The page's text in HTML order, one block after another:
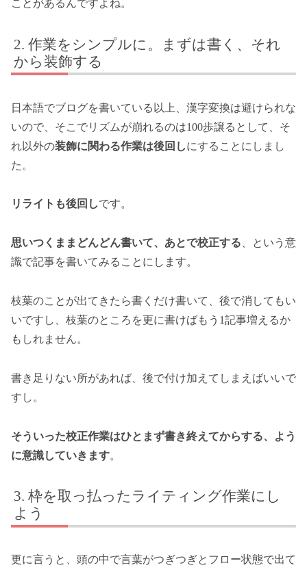
ことがあるんですよね。
作業をシンプルに。まずは書く、それ
から装飾する
日本語でブログを書いている以上、漢字変換は避けられな
いので、そこでリズムが崩れるのは100歩譲るとして、そ
れ以外の装飾に関わる作業は後回しにすることにしまし
た。
リライトも後回しです。
思いつくままどんどん書いて、あとで校正する 、という意
識で記事を書いてみることにします。
枝葉のことが出てきたら書くだけ書いて、後で消してもい
いですし、枝葉のところを更に書けばもう1記事増えるか
もしれません。
書き足りない所があれば、後で付け加えてしまえばいいで
すし。
そういった校正作業はひとまず書き終えてからする、よう
に意識していきます。
枠を取っ払ったライティング作業にし
よう
更に言うと、頭の中で言葉がつぎつぎとフロー状態で出て